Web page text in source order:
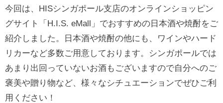
今回は、HISシンガポール支店のオンラインショッピン
グサイト「H.I.S. eMall」でおすすめの日本酒や焼酎をご
紹介しました。日本酒や焼酎の他にも、ワインやハード
リカーなど多数ご用意しております。シンガポールでは
あまり出回っていないお酒もございますので自分へのご
褒美や贈り物など、様々なシチュエーションでぜひご利
用ください！